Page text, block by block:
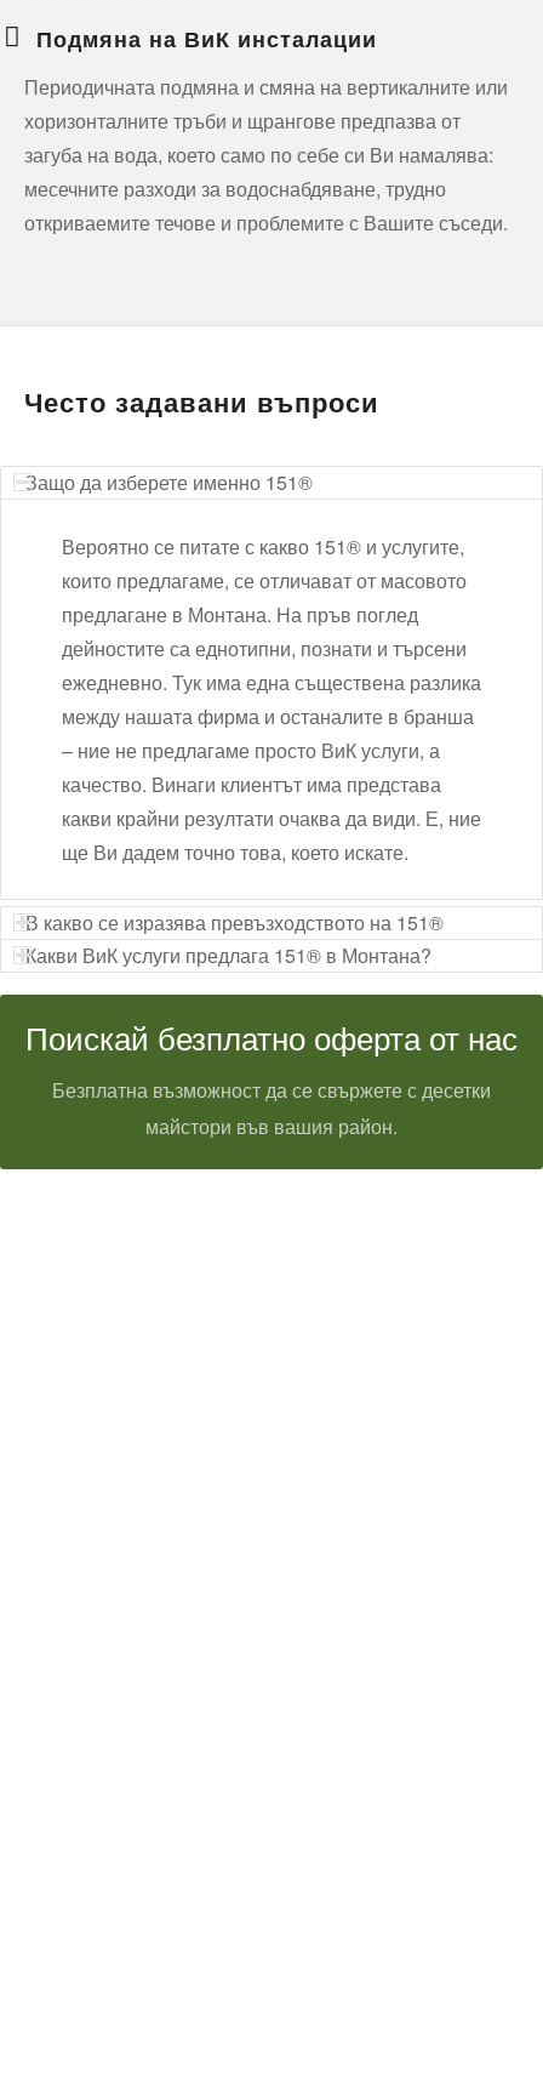
Подмяна на ВиК инсталации
Периодичната подмяна и смяна на вертикалните или
хоризонталните тръби и щрангове предпазва от
загуба на вода, което само по себе си Ви намалява:
месечните разходи за водоснабдяване, трудно
откриваемите течове и проблемите с Вашите съседи.
Често задавани въпроси
Защо да изберете именно 151®
Вероятно се питате с какво 151® и услугите,
които предлагаме, се отличават от масовото
предлагане в Монтана. На пръв поглед
дейностите са еднотипни, познати и търсени
ежедневно. Тук има една съществена разлика
между нашата фирма и останалите в бранша
– ние не предлагаме просто ВиК услуги, а
качество. Винаги клиентът има представа
какви крайни резултати очаква да види. Е, ние
ще Ви дадем точно това, което искате.
В какво се изразява превъзходството на 151®
Какви ВиК услуги предлага 151® в Монтана?
Поискай безплатно оферта от нас
Безплатна възможност да се свържете с десетки
майстори във вашия район.